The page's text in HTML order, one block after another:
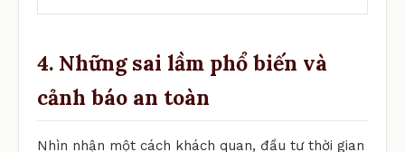
4. Những sai lầm phổ biến và
cảnh báo an toàn
Nhìn nhận một cách khách quan, đầu tư thời gian